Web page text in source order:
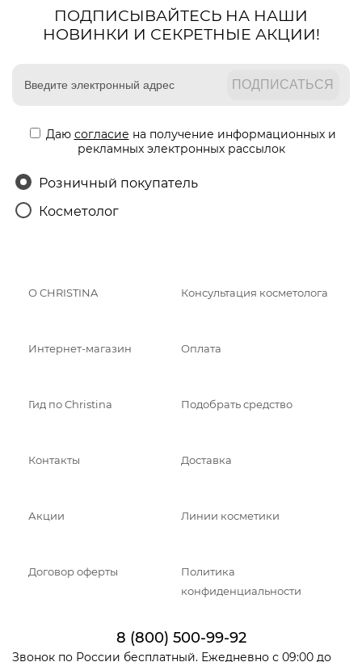
ПОДПИСЫВАЙТЕСЬ НА НАШИ
НОВИНКИ И СЕКРЕТНЫЕ АКЦИИ!
Даю согласие на получение информационных и
рекламных электронных рассылок
Розничный покупатель
Косметолог
О CHRISTINA Консультация косметолога
Интернет-магазин Оплата
Гид по Christina Подобрать средство
Контакты Доставка
Акции Линии косметики
Договор оферты
Политика
конфиденциальности
8 (800) 500-99-92
Звонок по России бесплатный. Ежедневно с 09:00 до